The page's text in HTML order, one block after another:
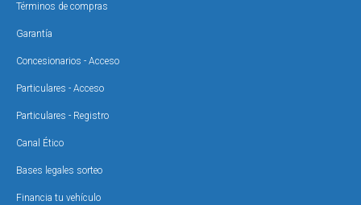
Términos de compras
Garantía
Concesionarios - Acceso
Particulares - Acceso
Particulares - Registro
Canal Ético
Bases legales sorteo
Financia tu vehículo